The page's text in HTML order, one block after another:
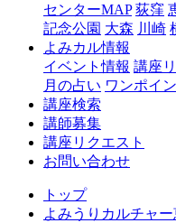
センターMAP 荻窪
記念公園 大森 川崎
よみカル情報
イベント情報 講座
月の占い ワンポイ
講座検索
講師募集
講座リクエスト
お問い合わせ
トップ
よみうりカルチャ